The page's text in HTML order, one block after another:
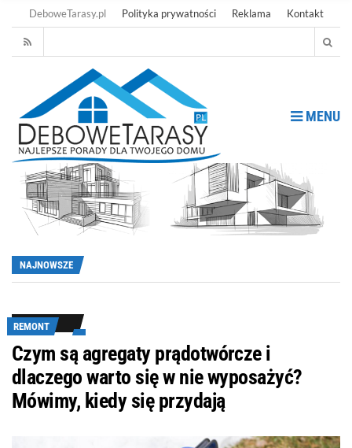
DeboweTarasy.pl Polityka prywatności Reklama Kontakt
MENU
NAJNOWSZE
REMONT
Czym są agregaty prądotwórcze i
dlaczego warto się w nie wyposażyć?
Mówimy, kiedy się przydają